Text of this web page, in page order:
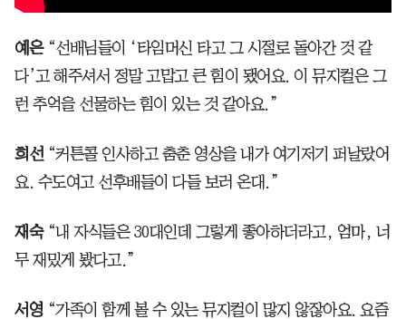
예은“선배님들이 ‘타임머신 타고 그 시절로 돌아간 것 같
다’고 해주셔서 정말 고맙고 큰 힘이 됐어요. 이 뮤지컬은 그
런 추억을 선물하는 힘이 있는 것 같아요.”
희선“커튼콜 인사하고 춤춘 영상을 내가 여기저기 퍼날랐어
요. 수도여고 선후배들이 다들 보러 온대.”
재숙“내 자식들은 30대인데 그렇게 좋아하더라고, 엄마, 너
무 재밌게 봤다고.”
서영“가족이 함께 볼 수 있는 뮤지컬이 많지 않잖아요. 요즘